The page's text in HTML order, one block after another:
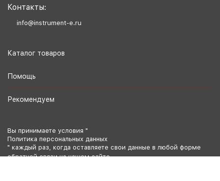
Контакты:
info@instrument-e.ru
Каталог товаров
Помощь
Рекомендуем
Вы принимаете условия "
Политика персональных данных
" каждый раз, когда оставляете свои данные в любой форме
обратной связи на нашем сайте.